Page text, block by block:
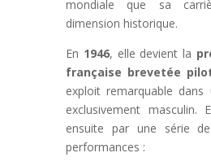
mondiale que sa
dimension historique.
En 1946, elle devient la
française brevetée
exploit remarquable dans
exclusivement masculin.
ensuite par une série
performances :